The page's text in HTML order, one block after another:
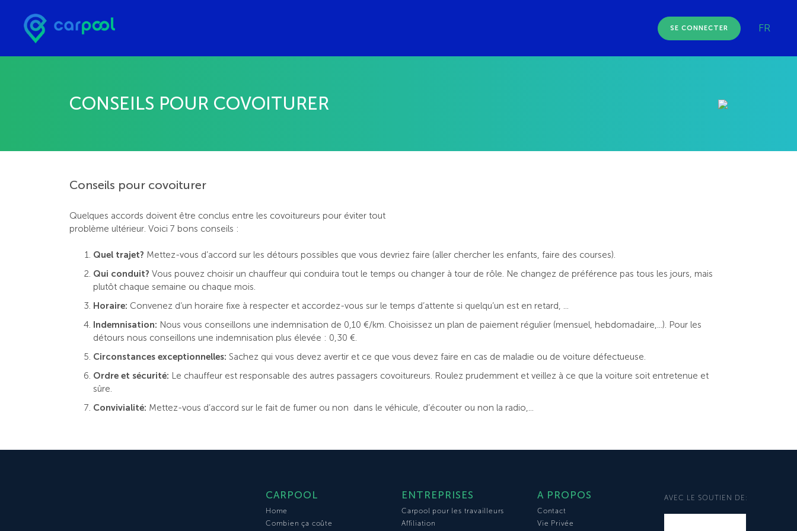
SE CONNECTER FR
CONSEILS POUR COVOITURER
Conseils pour covoiturer
Quelques accords doivent être conclus entre les covoitureurs pour éviter tout
problème ultérieur. Voici 7 bons conseils :
Quel trajet? Mettez-vous d’accord sur les détours possibles que vous devriez faire (aller chercher les enfants, faire des courses).
Qui conduit? Vous pouvez choisir un chauffeur qui conduira tout le temps ou changer à tour de rôle. Ne changez de préférence pas tous les jours, mais
plutôt chaque semaine ou chaque mois.
Horaire: Convenez d’un horaire fixe à respecter et accordez-vous sur le temps d’attente si quelqu’un est en retard, ...
Indemnisation: Nous vous conseillons une indemnisation de 0,10 €/km. Choisissez un plan de paiement régulier (mensuel, hebdomadaire,...). Pour les
détours nous conseillons une indemnisation plus élevée : 0,30 €.
Circonstances exceptionnelles: Sachez qui vous devez avertir et ce que vous devez faire en cas de maladie ou de voiture défectueuse.
Ordre et sécurité: Le chauffeur est responsable des autres passagers covoitureurs. Roulez prudemment et veillez à ce que la voiture soit entretenue et
sûre.
Convivialité: Mettez-vous d’accord sur le fait de fumer ou non dans le véhicule, d’écouter ou non la radio,...
CARPOOL
Home
Combien ça coûte
ENTREPRISES
Carpool pour les travailleurs
Affiliation
A PROPOS
Contact
Vie Privée
AVEC LE SOUTIEN DE: